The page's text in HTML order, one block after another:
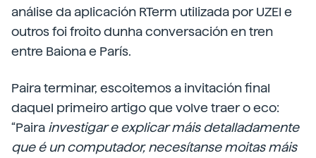
análise da aplicación RTerm utilizada por UZEI e
outros foi froito dunha conversación en tren
entre Baiona e París.
Paira terminar, escoitemos a invitación final
daquel primeiro artigo que volve traer o eco:
“Paira investigar e explicar máis detalladamente
que é un computador, necesítanse moitas máis